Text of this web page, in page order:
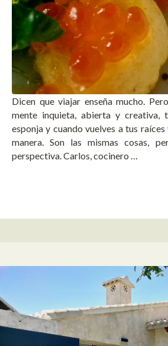
Dicen que viajar enseña mucho.
mente inquieta, abierta y creativa,
esponja y cuando vuelves a tus
manera. Son las mismas cosas,
perspectiva. Carlos, cocinero …